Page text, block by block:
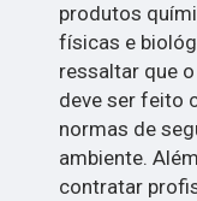
produtos
físicas e
ressaltar que
deve ser feito
normas de
ambiente.
contratar